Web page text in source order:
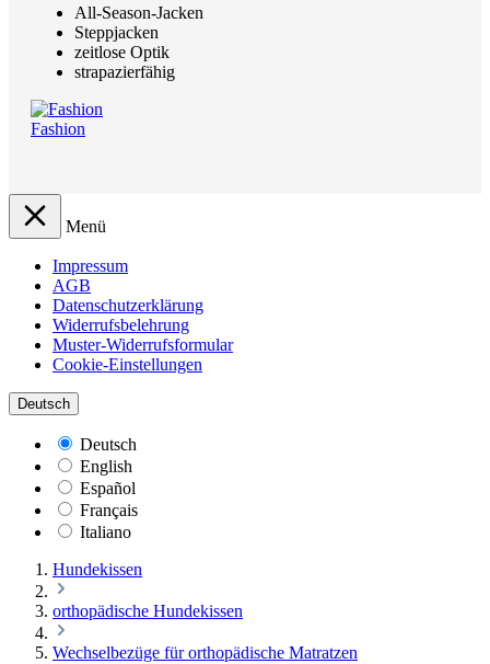
All-Season-Jacken
Steppjacken
zeitlose Optik
strapazierfähig
Fashion
Menü
Impressum
AGB
Datenschutzerklärung
Widerrufsbelehrung
Muster-Widerrufsformular
Cookie-Einstellungen
Deutsch
Deutsch
English
Español
Français
Italiano
Hundekissen
orthopädische Hundekissen
Wechselbezüge für orthopädische Matratzen